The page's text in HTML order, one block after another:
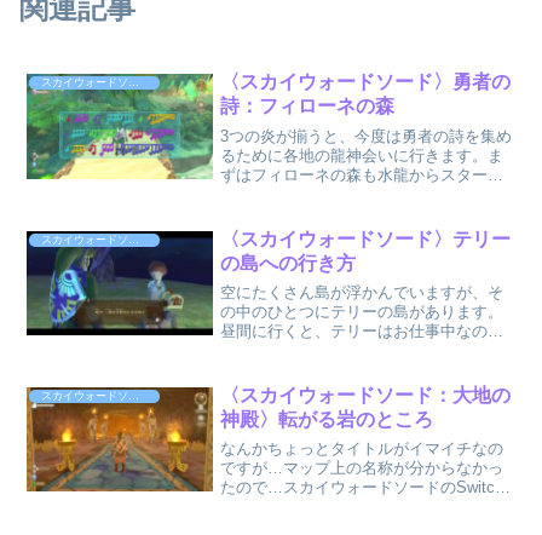
関連記事
スカイウォードソード〈Switch版〉
〈スカイウォードソード〉勇者の
詩：フィローネの森
3つの炎が揃うと、今度は勇者の詩を集め
るために各地の龍神会いに行きます。ま
ずはフィローネの森も水龍からスタート
まうので、それを集める試練なのです
が…ねぇなんでそんなこ...
〈スカイウォードソード〉テリー
の島への行き方
空にたくさん島が浮かんでいますが、そ
の中のひとつにテリーの島があります。
昼間に行くと、テリーはお仕事中なので
か！！！と思って…早速夜の空へ飛び出
したわけですが！！！見習い...
スカイウォードソード〈Switch版〉
〈スカイウォードソード：大地の
神殿〉転がる岩のところ
なんかちょっとタイトルがイマイチなの
ですが…マップ上の名称が分からなかっ
たので…スカイウォードソードのSwitch